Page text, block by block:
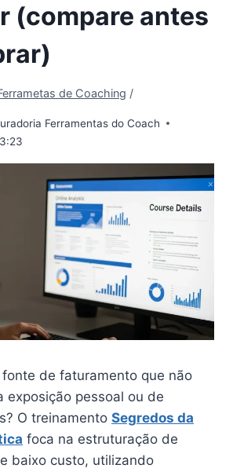
(compare antes
de Coaching /
Ferramentas do Coach
de faturamento que não
exposição pessoal ou de
O treinamento Segredos da
foca na estruturação de
baixo custo, utilizando